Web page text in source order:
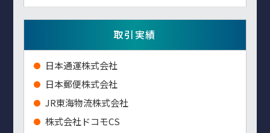
取引実績
⽇本通運株式会社
⽇本郵便株式会社
JR東海物流株式会社
株式会社ドコモCS